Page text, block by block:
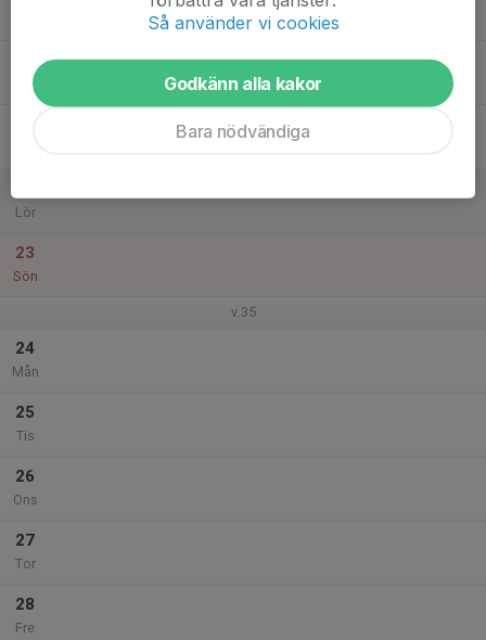
Tor
Lör
23
Sön
v.35
24
Mån
25
Tis
26
Ons
27
Tor
28
Fre
Så använder vi cookies
Godkänn alla kakor
Bara nödvändiga